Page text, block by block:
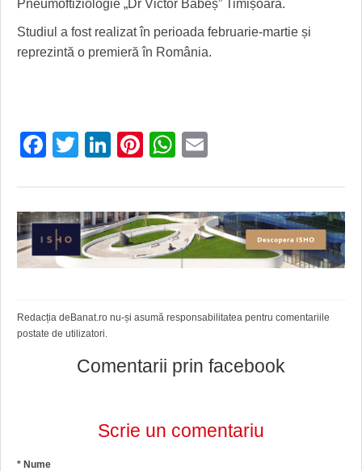
Pneumoftiziologie „Dr Victor Babeș” Timișoara.
Studiul a fost realizat în perioada februarie-martie și
reprezintă o premieră în România.
Facebook
Twitter
LinkedIn
Pinterest
WhatsApp
Redacția deBanat.ro nu-și asumă responsabilitatea pentru comentariile
postate de utilizatori.
Comentarii prin facebook
Scrie un comentariu
* Nume